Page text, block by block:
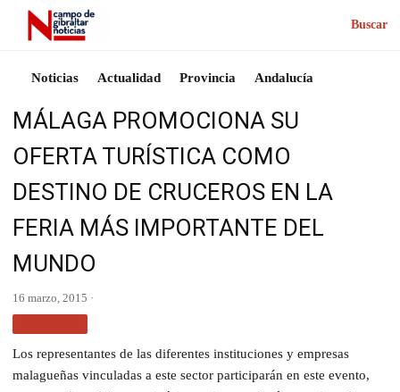
Buscar
Noticias Actualidad Provincia Andalucía
MÁLAGA PROMOCIONA SU
OFERTA TURÍSTICA COMO
DESTINO DE CRUCEROS EN LA
FERIA MÁS IMPORTANTE DEL
MUNDO
16 marzo, 2015 ·
Los representantes de las diferentes instituciones y empresas
malagueñas vinculadas a este sector participarán en este evento,